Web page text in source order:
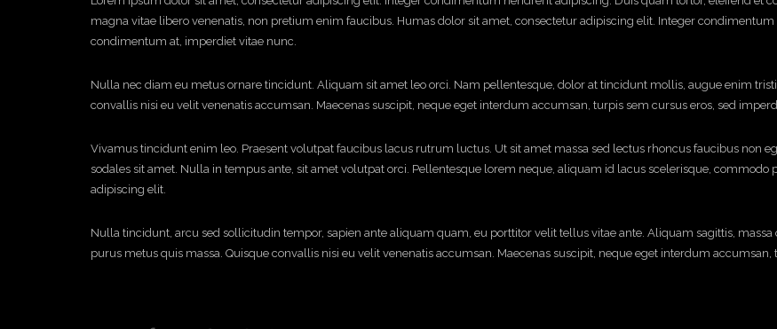
magna vitae libero venenatis, non pretium enim faucibus. Humas dolor sit amet, consectetur adipiscing elit. Integer
condimentum at, imperdiet vitae nunc.
Nulla nec diam eu metus ornare tincidunt. Aliquam sit amet leo orci. Nam pellentesque, dolor at tincidunt mollis, augue enim
convallis nisi eu velit venenatis accumsan. Maecenas suscipit, neque eget interdum accumsan, turpis sem cursus eros, sed
Vivamus tincidunt enim leo. Praesent volutpat faucibus lacus rutrum luctus. Ut sit amet massa sed lectus rhoncus faucibus non
sodales sit amet. Nulla in tempus ante, sit amet volutpat orci. Pellentesque lorem neque, aliquam id lacus scelerisque,
adipiscing elit.
Nulla tincidunt, arcu sed sollicitudin tempor, sapien ante aliquam quam, eu porttitor velit tellus vitae ante. Aliquam sagittis,
purus metus quis massa. Quisque convallis nisi eu velit venenatis accumsan. Maecenas suscipit, neque eget interdum